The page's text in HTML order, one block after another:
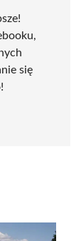
się